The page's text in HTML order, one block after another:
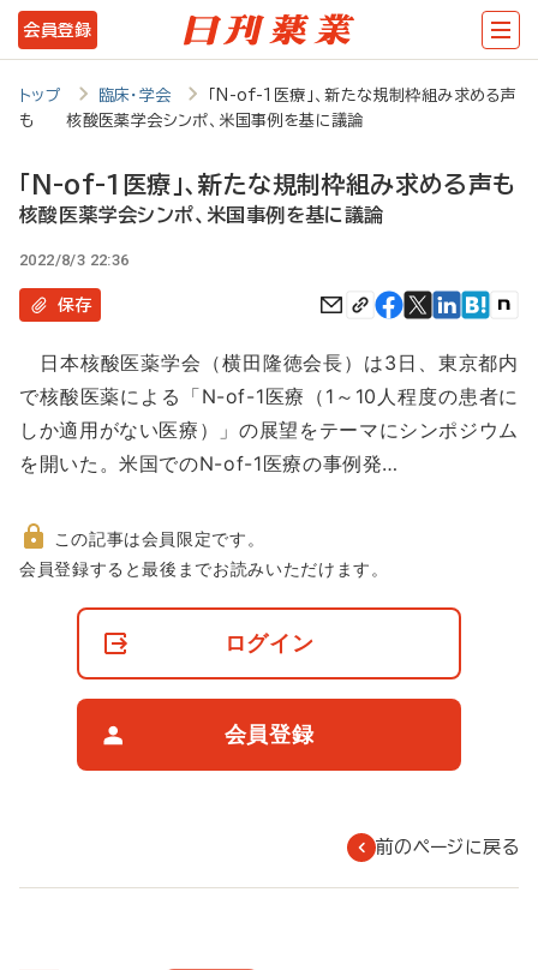
メ
イ
テ
ツ
に
会員登録
トップ 臨床・学会
「N-of-1医療」、新たな規制枠組み求める声
も 核酸医薬学会シンポ、米国事例を基に議論
「N-of-1医療」、新たな規制枠組み求める声も
核酸医薬学会シンポ、米国事例を基に議論
2022/8/3 22:36
保存
日本核酸医薬学会（横田隆徳会長）は3日、東京都内
で核酸医薬による「N-of-1医療（1～10人程度の患者に
しか適用がない医療）」の展望をテーマにシンポジウム
を開いた。米国でのN-of-1医療の事例発…
非
この記事は会員限定です。
会員登録すると最後までお読みいただけます。
ログイン
会員登録
前のページに戻る